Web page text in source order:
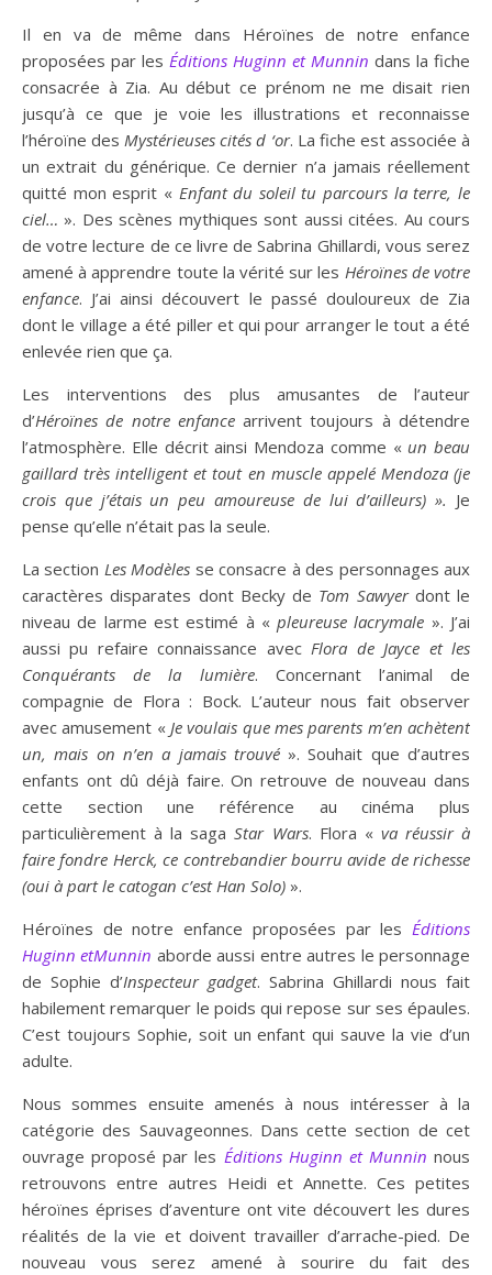
Il en va de même dans Héroïnes de notre enfance
proposées par les Éditions Huginn et Munnin dans la fiche
consacrée à Zia. Au début ce prénom ne me disait rien
jusqu’à ce que je voie les illustrations et reconnaisse
l’héroïne desMystérieuses cités d ‘or. La fiche est associée à
un extrait du générique. Ce dernier n’a jamais réellement
quitté mon esprit « Enfant du soleil tu parcours la terre, le
ciel… ». Des scènes mythiques sont aussi citées. Au cours
de votre lecture de ce livre de Sabrina Ghillardi, vous serez
amené à apprendre toute la vérité sur les Héroïnes de votre
enfance. J’ai ainsi découvert le passé douloureux de Zia
dont le village a été piller et qui pour arranger le tout a été
enlevée rien que ça.
Les interventions des plus amusantes de l’auteur
d’Héroïnes de notre enfancearrivent toujours à détendre
l’atmosphère. Elle décrit ainsi Mendoza comme « un beau
gaillard très intelligent et tout en muscle appelé Mendoza (je
crois que j’étais un peu amoureuse de lui d’ailleurs) ». Je
pense qu’elle n’était pas la seule.
La section Les Modèles se consacre à des personnages aux
caractères disparates dont Becky de Tom Sawyerdont le
niveau de larme est estimé à «pleureuse lacrymale ». J’ai
aussi pu refaire connaissance avecFlora de Jayce et les
Conquérants de la lumière. Concernant l’animal de
compagnie de Flora : Bock. L’auteur nous fait observer
avec amusement « Je voulais que mes parents m’en achètent
un, mais on n’en a jamais trouvé». Souhait que d’autres
enfants ont dû déjà faire. On retrouve de nouveau dans
cette section une référence au cinéma plus
particulièrement à la sagaStar Wars. Flora « va réussir à
faire fondre Herck, ce contrebandier bourru avide de richesse
(oui à part le catogan c’est Han Solo) ».
Héroïnes de notre enfance proposées par les Éditions
Huginn etMunnin aborde aussi entre autres le personnage
de Sophie d’Inspecteur gadget. Sabrina Ghillardi nous fait
habilement remarquer le poids qui repose sur ses épaules.
C’est toujours Sophie, soit un enfant qui sauve la vie d’un
adulte.
Nous sommes ensuite amenés à nous intéresser à la
catégorie des Sauvageonnes. Dans cette section de cet
ouvrage proposé par les Éditions Huginn et Munnin nous
retrouvons entre autres Heidi et Annette. Ces petites
héroïnes éprises d’aventure ont vite découvert les dures
réalités de la vie et doivent travailler d’arrache-pied. De
nouveau vous serez amené à sourire du fait des